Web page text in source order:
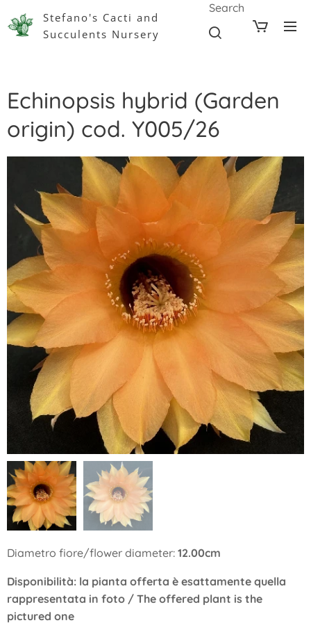
Stefano's Cacti and
Succulents Nursery
Search
Echinopsis hybrid (Garden
origin) cod. Y005/26
Diametro fiore/flower diameter: 12.00cm
Disponibilità: la pianta offerta è esattamente quella
rappresentata in foto / The offered plant is the
pictured one